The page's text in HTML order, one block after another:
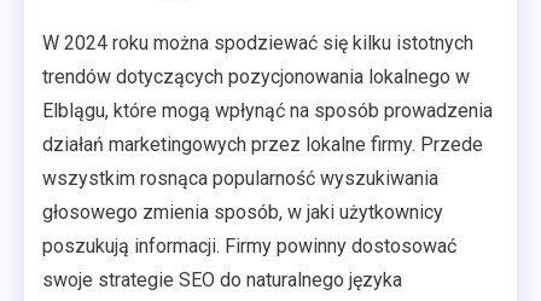
W 2024 roku można spodziewać się kilku istotnych
trendów dotyczących pozycjonowania lokalnego w
Elblągu, które mogą wpłynąć na sposób prowadzenia
działań marketingowych przez lokalne firmy. Przede
wszystkim rosnąca popularność wyszukiwania
głosowego zmienia sposób, w jaki użytkownicy
poszukują informacji. Firmy powinny dostosować
swoje strategie SEO do naturalnego języka